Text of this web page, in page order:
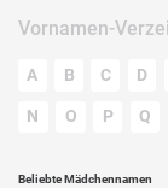
Vornamen-
A B C D
N O P Q
Beliebte Mädchennamen